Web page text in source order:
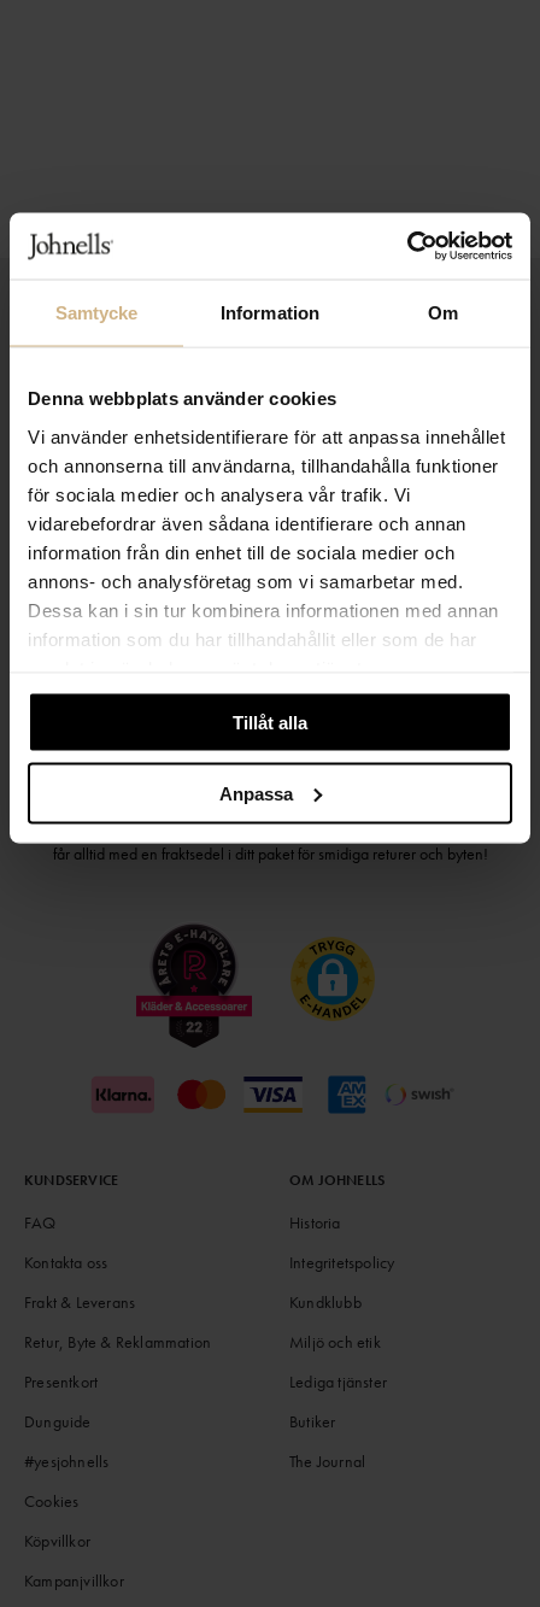
Samtycke Information Om
Denna webbplats använder cookies
Vi använder enhetsidentifierare för att anpassa innehållet
och annonserna till användarna, tillhandahålla funktioner
för sociala medier och analysera vår trafik. Vi
vidarebefordrar även sådana identifierare och annan
information från din enhet till de sociala medier och
annons- och analysföretag som vi samarbetar med.
Dessa kan i sin tur kombinera informationen med annan
information som du har tillhandahållit eller som de har
Tillåt alla
Anpassa
1-3 VARDAGARS LEVERANS
SAMLA BONUS I KUNDKLUBBEN
Håll dig uppdaterad
PRENUMERERA PÅ VÅRT NYHETSBREV
Kvinna Man
Välj det betalsätt som passar dig med Klarna. Vi på Johnells erbjuder flera
bekväma fraktalternativ; utlämningsställe, hemleverans och paketskåp. Du
får alltid med en fraktsedel i ditt paket för smidiga returer och byten!
KUNDSERVICE
FAQ
Kontakta oss
Frakt & Leverans
Retur, Byte & Reklammation
Presentkort
Dunguide
#yesjohnells
Cookies
Köpvillkor
Kampanjvillkor
OM JOHNELLS
Historia
Integritetspolicy
Kundklubb
Miljö och etik
Lediga tjänster
Butiker
The Journal